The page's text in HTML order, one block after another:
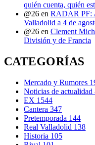
quién cuenta, quién
@26 en RADAR PF:
Valladolid a 4 de
@26 en Clement
División y de Francia
CATEGORÍAS
Mercado y Rumores
Noticias de actualidad
EX 1544
Cantera 347
Pretemporada 144
Real Valladolid 138
Historia 105